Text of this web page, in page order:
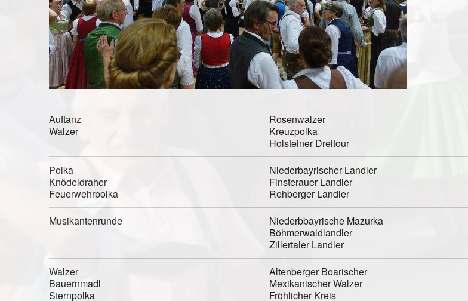
Auftanz
Walzer
Rosenwalzer
Kreuzpolka
Holsteiner Dreitour
Polka
Knödeldraher
Feuerwehrpolka
Niederbayrischer Landler
Finsterauer Landler
Rehberger Landler
Musikantenrunde
Niederbbayrische Mazurka
Böhmerwaldlandler
Zillertaler Landler
Walzer
Bauernmadl
Sternpolka
Altenberger Boarischer
Mexikanischer Walzer
Fröhlicher Kreis